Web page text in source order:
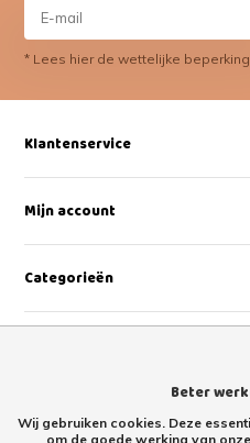
* Lees hier de wettelijke
Klantenservice
Mijn account
Categorieën
Beter
Wij gebruiken cookies. Deze
om de goede werking van